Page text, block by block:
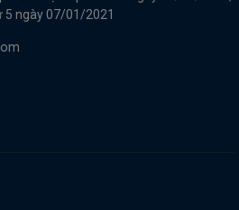
5 ngày 07/01/2021